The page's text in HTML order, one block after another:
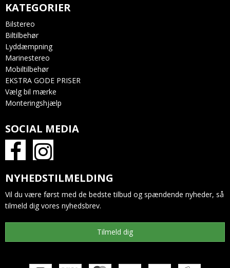
KATEGORIER
Bilstereo
Biltilbehør
Lyddæmpning
Marinestereo
Mobiltilbehør
EKSTRA GODE PRISER
Vælg bil mærke
Monteringshjælp
SOCIAL MEDIA
NYHEDSTILMELDING
Vil du være først med de bedste tilbud og spændende nyheder, så
tilmeld dig vores nyhedsbrev.
Tilmeld dig